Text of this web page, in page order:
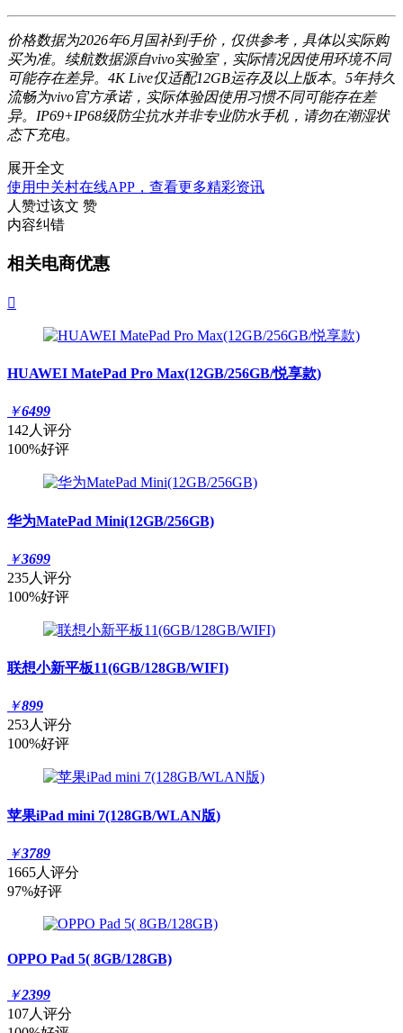
价格数据为2026年6月国补到手价，仅供参考，具体以实际购
买为准。续航数据源自vivo实验室，实际情况因使用环境不同
可能存在差异。4K Live仅适配12GB运存及以上版本。5年持久
流畅为vivo官方承诺，实际体验因使用习惯不同可能存在差
异。IP69+IP68级防尘抗水并非专业防水手机，请勿在潮湿状
态下充电。
展开全文
使用中关村在线APP，查看更多精彩资讯
人赞过该文 赞
内容纠错
相关电商优惠

HUAWEI MatePad Pro Max(12GB/256GB/悦享款)
￥6499
142人评分
100%好评
华为MatePad Mini(12GB/256GB)
￥3699
235人评分
100%好评
联想小新平板11(6GB/128GB/WIFI)
￥899
253人评分
100%好评
苹果iPad mini 7(128GB/WLAN版)
￥3789
1665人评分
97%好评
OPPO Pad 5( 8GB/128GB)
￥2399
107人评分